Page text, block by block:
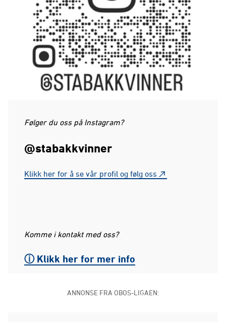
Følger du oss på Instagram?
@stabakkvinner
Klikk her for å se vår profil og følg oss
Komme i kontakt med oss?
ⓘ Klikk her for mer info
ANNONSE FRA OBOS-LIGAEN: